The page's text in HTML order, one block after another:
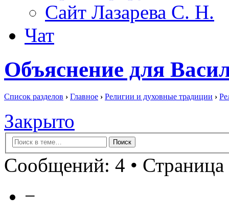
Сайт Лазарева С. Н.
Чат
Объяснение для
Список разделов › Главное › Религии и духовные традиции ›
Закрыто
Сообщений: 4 • Страница
−